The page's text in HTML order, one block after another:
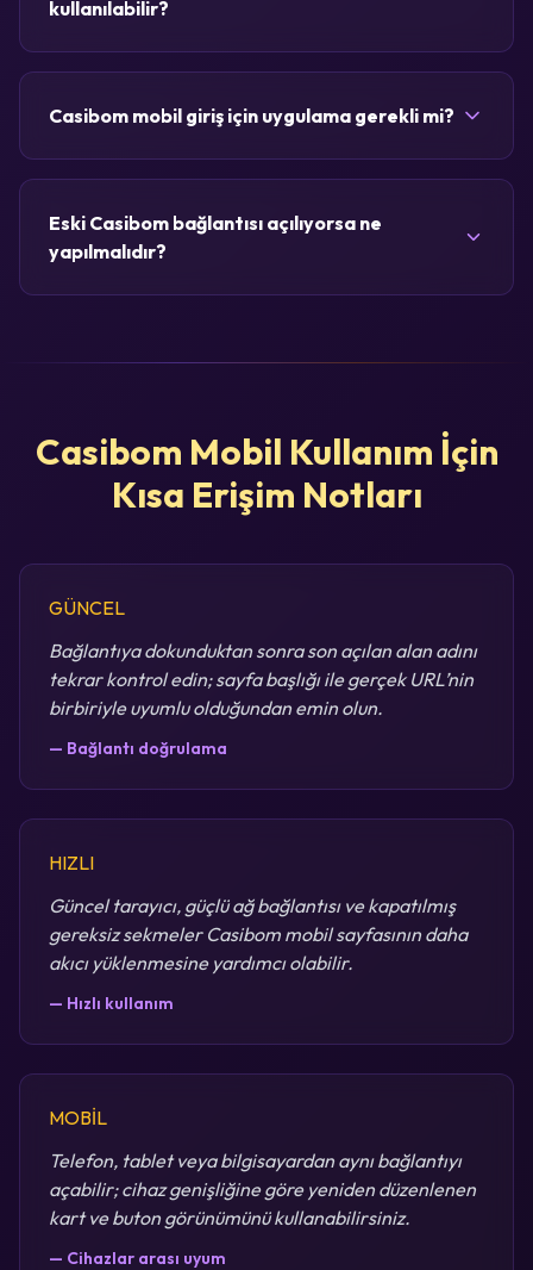
kullanılabilir?
Casibom mobil giriş için uygulama gerekli mi?
Eski Casibom bağlantısı açılıyorsa ne
yapılmalıdır?
Casibom Mobil Kullanım İçin
Kısa Erişim Notları
GÜNCEL
Bağlantıya dokunduktan sonra son açılan alan adını
tekrar kontrol edin; sayfa başlığı ile gerçek URL’nin
birbiriyle uyumlu olduğundan emin olun.
— Bağlantı doğrulama
HIZLI
Güncel tarayıcı, güçlü ağ bağlantısı ve kapatılmış
gereksiz sekmeler Casibom mobil sayfasının daha
akıcı yüklenmesine yardımcı olabilir.
— Hızlı kullanım
MOBİL
Telefon, tablet veya bilgisayardan aynı bağlantıyı
açabilir; cihaz genişliğine göre yeniden düzenlenen
kart ve buton görünümünü kullanabilirsiniz.
— Cihazlar arası uyum